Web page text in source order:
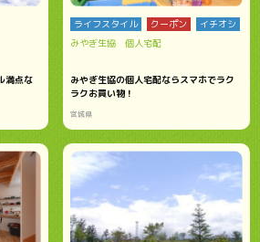
満点な
ライフスタイル クーポン
イチオシ
みやぎ生協 個人宅配
みやぎ生協の個人宅配ならスマホでラク
ラクお買い物！
宮城県